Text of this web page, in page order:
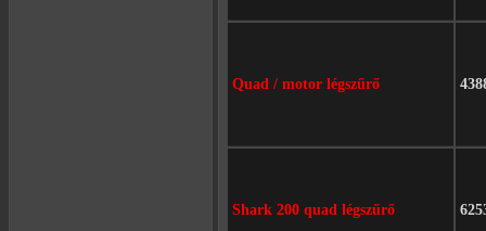
Quad / motor légszűrő
Shark 200 quad légszűrő